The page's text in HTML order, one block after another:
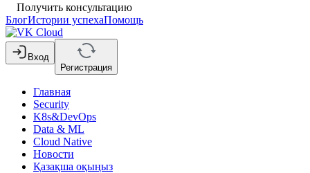
Получить консультацию
БлогИстории успехаПомощь
Вход
Регистрация
Главная
Security
K8s&DevOps
Data & ML
Cloud Native
Новости
Қазақша оқыңыз